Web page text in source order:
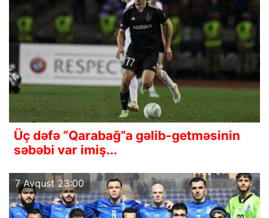
Üç dəfə “Qarabağ”a gəlib-getməsinin
səbəbi var imiş...
7 Avqust 23:00